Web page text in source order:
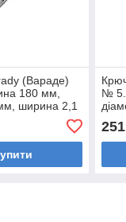
(Вараде)
180 мм,
ширина 2,1
№ 5.
251